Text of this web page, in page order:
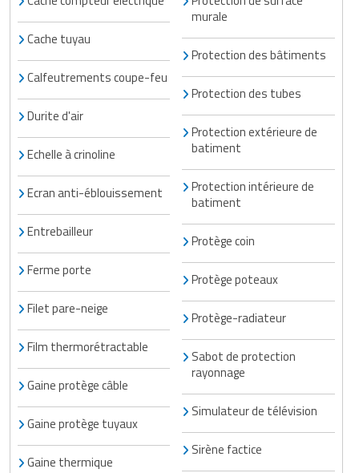
Cache tuyau
Calfeutrements coupe-feu
Durite d'air
Echelle à crinoline
Ecran anti-éblouissement
Entrebailleur
Ferme porte
Filet pare-neige
Film thermorétractable
Gaine protège câble
Gaine protège tuyaux
Gaine thermique
murale
Protection des bâtiments
Protection des tubes
Protection extérieure de
batiment
Protection intérieure de
batiment
Protège coin
Protège poteaux
Protège-radiateur
Sabot de protection
rayonnage
Simulateur de télévision
Sirène factice